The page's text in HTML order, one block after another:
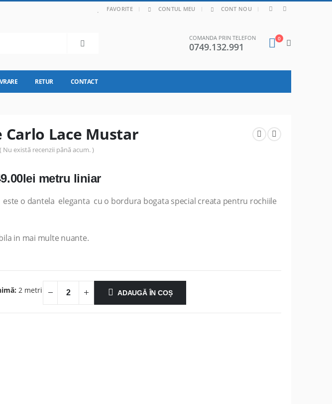
FAVORITE CONTUL MEU CONT NOU |
COMANDA PRIN TELEFON
0749.132.991
0
RETUR CONTACT
Carlo Lace Mustar
( Nu există recenzii până acum. )
lei Prețul
este:
metru liniar
o dantela eleganta cu o bordura bogata special creata pentru rochiile
in mai multe nuante.
2 metri ADAUGĂ ÎN COȘ